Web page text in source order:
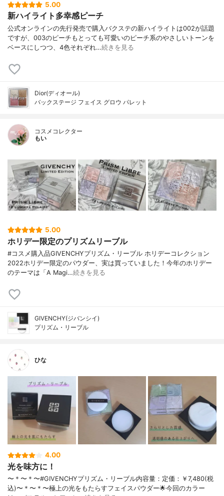
5.00
新ハイライト多幸感ピーチ
公式オンラインの先行発売で購入バクステの新ハイライトは002が話題
ですが、003のピーチもとっても可愛いのピーチ系のやさしいトーンを
ベースにしつつ、4色それぞれ…続きを見る
Dior(ディオール)
バックステージ フェイス グロウ パレット
コスメコレクター
もい
5.00
ホリデー限定のプリズムリーブル
#コスメ購入品GIVENCHYプリズム・リーブル ホリデーコレクション
2022ホリデー限定のパウダー、実は買っていました！今年のホリデー
のテーマは「A Magi…続きを見る
GIVENCHY(ジバンシイ)
プリズム・リーブル
ひな
4.00
光を味方に！
〜＊〜＊〜#GIVENCHYプリズム・リーブル内容量：定価：￥7,480(税
込)〜＊〜＊〜極上の光をもたらすフェイスパウダー🌟今回のカラー